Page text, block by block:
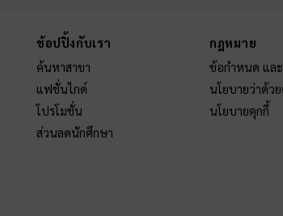
ช้อปปิ้งกับเรา
ค้นหาสาขา
แฟชั่นไกด์
โปรโมชั่น
ส่วนลดนักศึกษา
กฎหมาย
ข้อกำหนด แล
นโยบายว่าด้ว
นโยบายคุกกี้